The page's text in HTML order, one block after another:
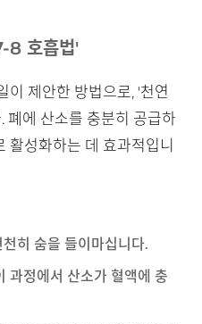
8 호흡법'
이 제안한 방법으로, '천연
폐에 산소를 충분히 공급하
활성화하는 데 효과적입니
히 숨을 들이마십니다.
과정에서 산소가 혈액에 충